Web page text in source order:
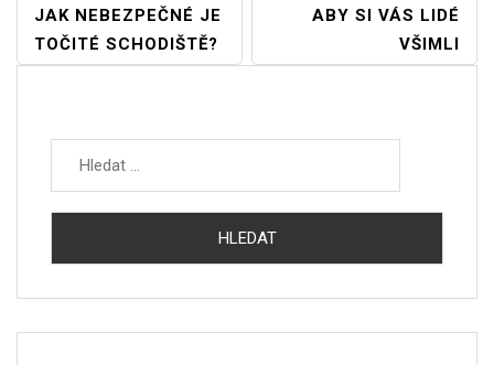
Navigace
Pro
JAK NEBEZPEČNÉ JE
TOČITÉ SCHODIŠTĚ?
ABY SI VÁS LIDÉ
VŠIMLI